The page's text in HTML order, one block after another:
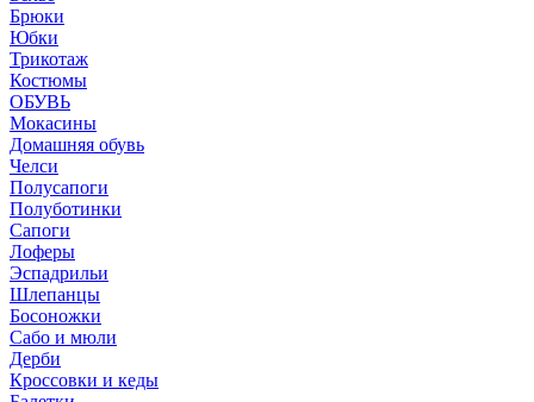
Брюки
Юбки
Трикотаж
Костюмы
ОБУВЬ
Мокасины
Домашняя обувь
Челси
Полусапоги
Полуботинки
Сапоги
Лоферы
Эспадрильи
Шлепанцы
Босоножки
Сабо и мюли
Дерби
Кроссовки и кеды